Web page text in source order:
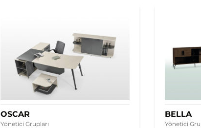
OSCAR
Yönetici Grupları
BELLA
Yönetici